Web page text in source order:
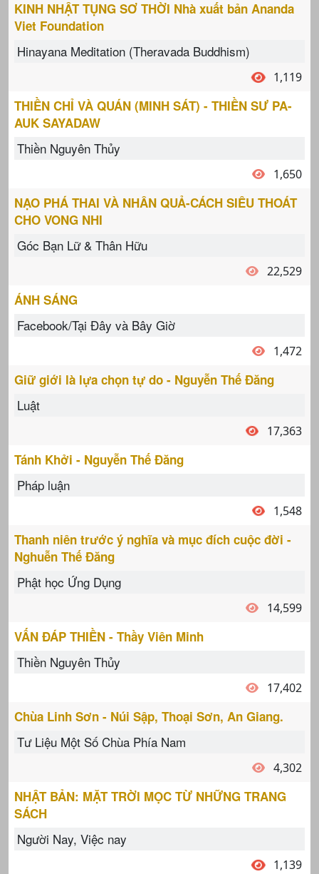
KINH NHẬT TỤNG SƠ THỜI Nhà xuất bản Ananda
Viet Foundation
Hinayana Meditation (Theravada Buddhism)
1,119
THIỀN CHỈ VÀ QUÁN (MINH SÁT) - THIỀN SƯ PA-
AUK SAYADAW
Thiền Nguyên Thủy
1,650
NẠO PHÁ THAI VÀ NHÂN QUẢ-CÁCH SIÊU THOÁT
CHO VONG NHI
Góc Bạn Lữ & Thân Hữu
22,529
ÁNH SÁNG
Facebook/Tại Đây và Bây Giờ
1,472
Giữ giới là lựa chọn tự do - Nguyễn Thế Đăng
Luật
17,363
Tánh Khởi - Nguyễn Thế Đăng
Pháp luận
1,548
Thanh niên trước ý nghĩa và mục đích cuộc đời -
Nghuễn Thế Đăng
Phật học Ứng Dụng
14,599
VẤN ĐÁP THIỀN - Thầy Viên Minh
Thiền Nguyên Thủy
17,402
Chùa Linh Sơn - Núi Sập, Thoại Sơn, An Giang.
Tư Liệu Một Số Chùa Phía Nam
4,302
NHẬT BẢN: MẶT TRỜI MỌC TỪ NHỮNG TRANG
SÁCH
Người Nay, Việc nay
1,139